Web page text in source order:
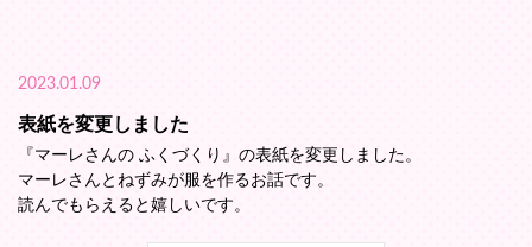
2023.01.09
表紙を変更しました
『マーレさんの ふくづくり』の表紙を変更しました。
マーレさんとねずみが服を作るお話です。
読んでもらえると嬉しいです。